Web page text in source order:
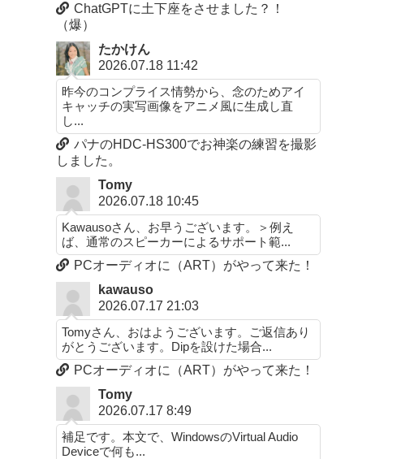
ChatGPTに土下座をさせました？！
（爆）
たかけん
2026.07.18 11:42
昨今のコンプライス情勢から、念のためアイ
キャッチの実写画像をアニメ風に生成し直
し...
パナのHDC-HS300でお神楽の練習を撮影
しました。
Tomy
2026.07.18 10:45
Kawausoさん、お早うございます。＞例え
ば、通常のスピーカーによるサポート範...
PCオーディオに（ART）がやって来た！
kawauso
2026.07.17 21:03
Tomyさん、おはようございます。ご返信あり
がとうございます。Dipを設けた場合...
PCオーディオに（ART）がやって来た！
Tomy
2026.07.17 8:49
補足です。本文で、WindowsのVirtual Audio
Deviceで何も...